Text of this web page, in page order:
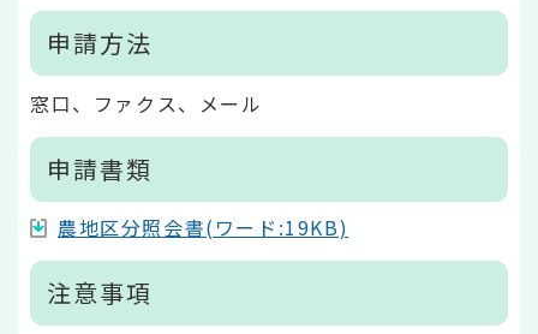
申請方法
窓口、ファクス、メール
申請書類
農地区分照会書(ワード:19KB)
注意事項